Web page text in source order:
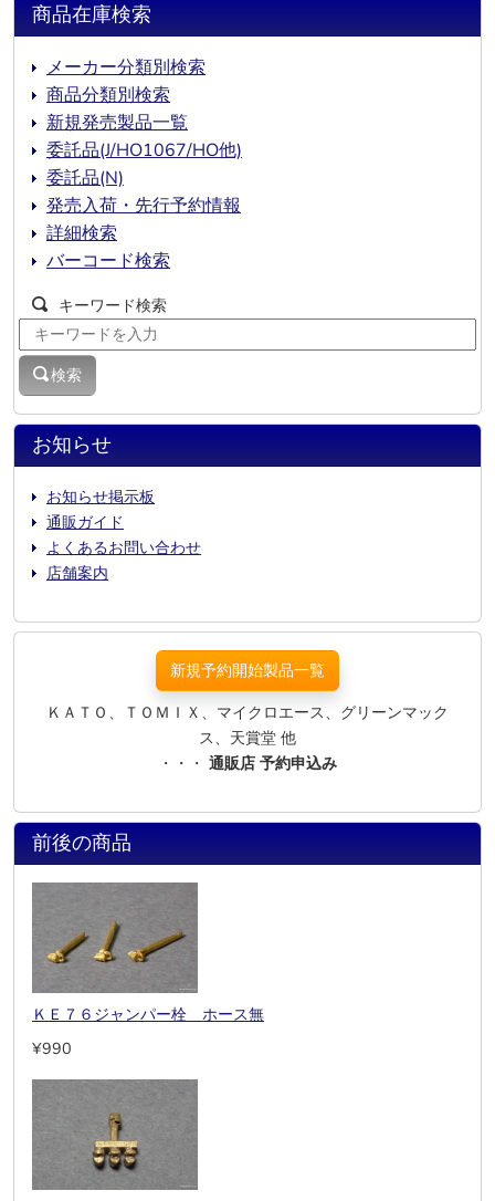
お知らせ
お知らせ掲示板
通販ガイド
よくあるお問い合わせ
店舗案内
商品在庫検索
メーカー分類別検索
商品分類別検索
新規発売製品一覧
委託品(J/HO1067/HO他)
委託品(N)
発売入荷・先行予約情報
詳細検索
バーコード検索
キーワード検索
検索
新規予約開始製品一覧
ＫＡＴＯ、ＴＯＭＩＸ、マイクロエース、グリーンマック
ス、天賞堂 他
・・・ 通販店 予約申込み
前後の商品
ＫＥ７６ジャンパー栓 ホース無
¥990